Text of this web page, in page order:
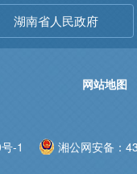
湖南省人民政府
-1
湘公网安备：
网站地图